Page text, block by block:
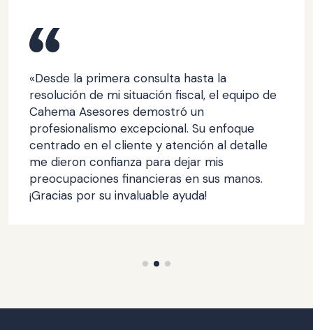
«Desde la primera consulta hasta la
resolución de mi situación fiscal, el equipo de
Cahema Asesores demostró un
profesionalismo excepcional. Su enfoque
centrado en el cliente y atención al detalle
me dieron confianza para dejar mis
preocupaciones financieras en sus manos.
¡Gracias por su invaluable ayuda!